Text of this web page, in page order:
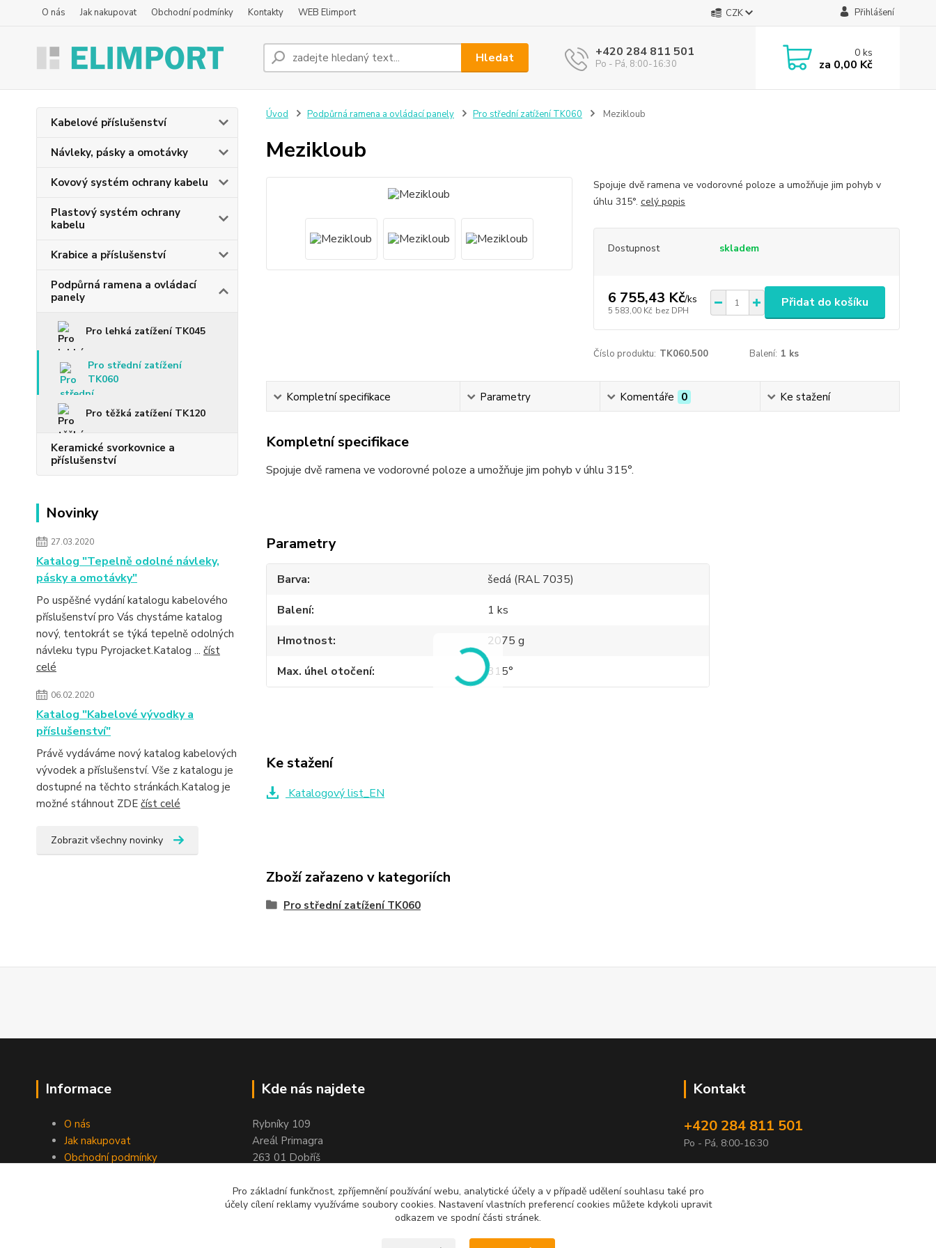
O nás Jak nakupovat Obchodní podmínky Kontakty WEB Elimport CZK Přihlášení
Hledat +420 284 811 501
Po - Pá, 8:00-16:30
0ks
za 0,00 Kč
Kabelové příslušenství
Návleky, pásky a omotávky
Kovový systém ochrany kabelu
Plastový systém ochrany
kabelu
Krabice a příslušenství
Podpůrná ramena a ovládací
panely
Pro lehká zatížení TK045
Pro střední zatížení
TK060
Pro těžká zatížení TK120
Keramické svorkovnice a
příslušenství
Novinky
27.03.2020
Katalog "Tepelně odolné návleky,
pásky a omotávky"
Po uspěšné vydání katalogu kabelového
příslušenství pro Vás chystáme katalog
nový, tentokrát se týká tepelně odolných
návleku typu Pyrojacket.Katalog ... číst
celé
06.02.2020
Katalog "Kabelové vývodky a
příslušenství"
Právě vydáváme nový katalog kabelových
vývodek a příslušenství. Vše z katalogu je
dostupné na těchto stránkách.Katalog je
možné stáhnout ZDE číst celé
Zobrazit všechny novinky
Úvod Podpůrná ramena a ovládací panely Pro střední zatížení TK060 Mezikloub
Mezikloub
Spojuje dvě ramena ve vodorovné poloze a umožňuje jim pohyb v
úhlu 315°. celý popis
Dostupnost skladem
6 755,43 Kč/ks
5 583,00 Kč bez DPH
Přidat do košíku
Číslo produktu: TK060.500 Balení: 1 ks
Kompletní specifikace Parametry Komentáře 0 Ke stažení
Kompletní specifikace
Spojuje dvě ramena ve vodorovné poloze a umožňuje jim pohyb v úhlu 315°.
Parametry
Barva
šedá (RAL 7035)
Balení
1 ks
Hmotnost
2075 g
Max. úhel otočení
315°
Ke stažení
Katalogový list_EN
Zboží zařazeno v kategoriích
Pro střední zatížení TK060
Informace
O nás
Jak nakupovat
Obchodní podmínky
Kde nás najdete
Rybníky 109
Areál Primagra
263 01 Dobříš
Kontakt
+420 284 811 501
Po - Pá, 8:00-16:30
Pro základní funkčnost, zpříjemnění používání webu, analytické účely a v případě udělení souhlasu také pro
účely cílení reklamy využíváme soubory cookies. Nastavení vlastních preferencí cookies můžete kdykoli upravit
odkazem ve spodní části stránek.